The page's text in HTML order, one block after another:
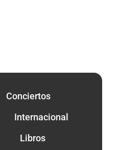
Conciertos
Internacional
Libros